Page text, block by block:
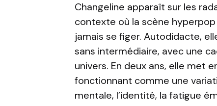
Changeline apparaît sur les
contexte où la scène
jamais se figer. Autodidacte,
sans intermédiaire, avec une
univers. En deux ans, elle met
fonctionnant comme une
mentale, l’identité, la fatigue